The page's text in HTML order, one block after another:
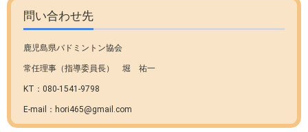
問い合わせ先
鹿児島県バドミントン協会
常任理事（指導委員長） 堀 祐一
KT：080-1541-9798
E-mail：hori465@gmail.com